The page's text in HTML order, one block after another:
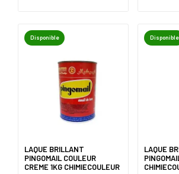
Disponible
LAQUE BRILLANT
PINGOMAIL COULEUR
CREME 1KG CHIMIECOULEUR
Disponible
LAQUE